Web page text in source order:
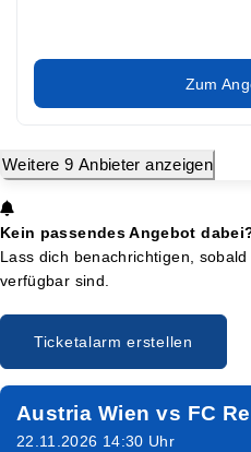
Zum
Weitere 9 Anbieter anzeigen
Kein passendes Angebot
Lass dich benachrichtigen,
verfügbar sind.
Ticketalarm erstellen
Austria Wien vs FC
22.11.2026 14:30 Uhr